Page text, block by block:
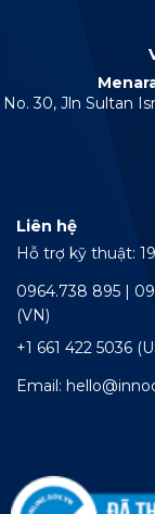
No. 30, Jln Sultan
Liên hệ
Hỗ trợ kỹ thuật:
0964.738 895 |
(VN)
+1 661 422 5036
Email: